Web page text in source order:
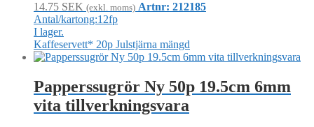
14.75 SEK (exkl. moms) Artnr: 212185
Antal/kartong:12fp
I lager.
Kaffeservett* 20p Julstjärna mängd
Papperssugrör Ny 50p 19.5cm 6mm
vita tillverkningsvara